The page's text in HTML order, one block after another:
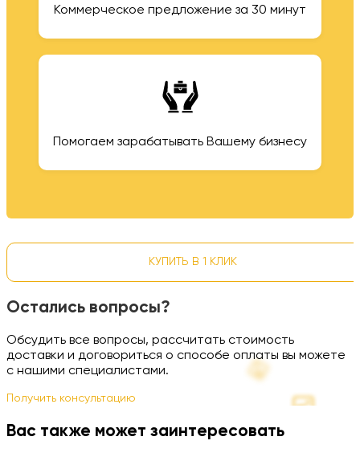
Коммерческое предложение за 30 минут
Помогаем зарабатывать Вашему бизнесу
КУПИТЬ В 1 КЛИК
Остались вопросы?
Обсудить все вопросы, рассчитать стоимость
доставки и договориться о способе оплаты вы можете
с нашими специалистами.
Получить консультацию
Вас также может заинтересовать